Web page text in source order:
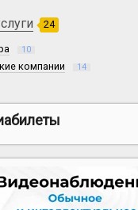
24
10
компании 14